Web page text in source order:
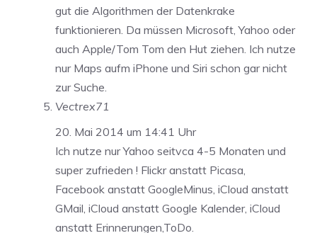
gut die Algorithmen der Datenkrake
funktionieren. Da müssen Microsoft, Yahoo oder
auch Apple/Tom Tom den Hut ziehen. Ich nutze
nur Maps aufm iPhone und Siri schon gar nicht
zur Suche.
Vectrex71
20. Mai 2014 um 14:41 Uhr
Ich nutze nur Yahoo seitvca 4-5 Monaten und
super zufrieden ! Flickr anstatt Picasa,
Facebook anstatt GoogleMinus, iCloud anstatt
GMail, iCloud anstatt Google Kalender, iCloud
anstatt Erinnerungen,ToDo.